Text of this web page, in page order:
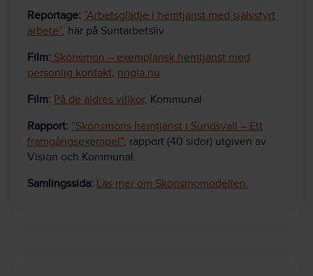
Reportage: ”Arbetsglädje i hemtjänst med självstyrt
arbete”, här på Suntarbetsliv
Film: Skönsmon – exemplarisk hemtjänst med
personlig kontakt, ringla.nu
Film: På de äldres villkor, Kommunal
Rapport: ”Skönsmons hemtjänst i Sundsvall – Ett
framgångsexempel”, rapport (40 sidor) utgiven av
Vision och Kommunal.
Samlingssida: Läs mer om Skönsmomodellen.